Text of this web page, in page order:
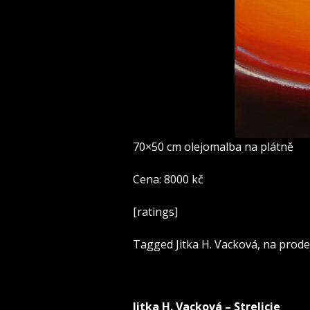
70×50 cm olejomalba na plátně
Cena: 8000 kč
[ratings]
Tagged Jitka H. Vacková, na
Jitka H. Vacková – Strelicie